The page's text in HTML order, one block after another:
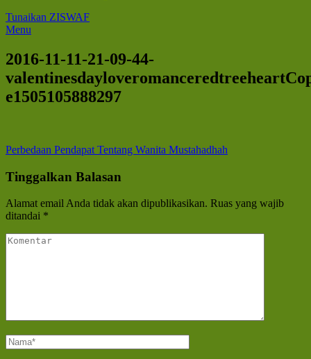
Tunaikan ZISWAF
Menu
2016-11-11-21-09-44-
e1505105888297
Navigasi
pos
Perbedaan Pendapat Tentang Wanita Mustahadhah
Tinggalkan Balasan
Alamat email Anda tidak akan dipublikasikan. Ruas yang wajib
ditandai *
Komentar
Nama*